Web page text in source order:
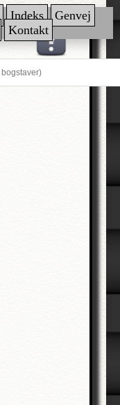
Indeks
Genvej
Kontakt